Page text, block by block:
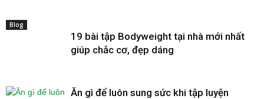
Blog
19 bài tập Bodyweight tại nhà mới nhất
giúp chắc cơ, đẹp dáng
Ăn gì để luôn sung sức khi tập luyện